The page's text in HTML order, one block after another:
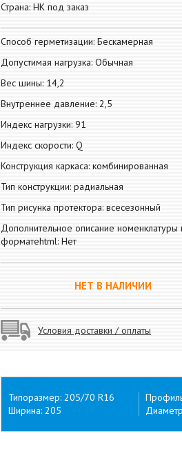
Страна: НК под заказ
Способ герметизации: Бескамерная
Допустимая нагрузка: Обычная
Вес шины: 14,2
Внутреннее давление: 2,5
Индекс нагрузки: 91
Индекс скорости: Q
Конструкция каркаса: комбинированная
Тип конструкции: радиальная
Тип рисунка протектора: всесезонный
Дополнительное описание номенклатуры
форматеhtml: Нет
НЕТ В НАЛИЧИИ
Условия доставки / оплаты
Типоразмер: 205/70 R16
Ширина: 205